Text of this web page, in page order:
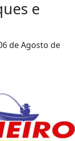
e
de Agosto de